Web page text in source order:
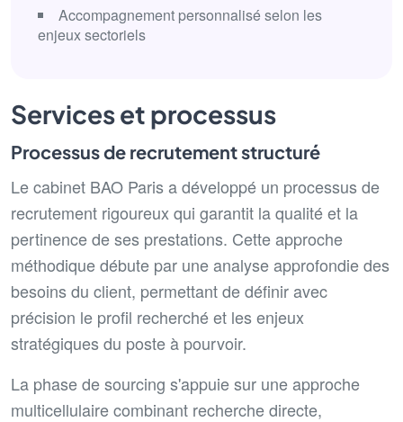
Accompagnement personnalisé selon les
enjeux sectoriels
Services et processus
Processus de recrutement structuré
Le cabinet BAO Paris a développé un processus de
recrutement rigoureux qui garantit la qualité et la
pertinence de ses prestations. Cette approche
méthodique débute par une analyse approfondie des
besoins du client, permettant de définir avec
précision le profil recherché et les enjeux
stratégiques du poste à pourvoir.
La phase de sourcing s'appuie sur une approche
multicellulaire combinant recherche directe,